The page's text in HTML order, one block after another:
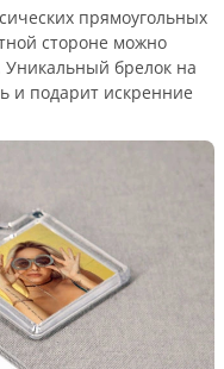
прямоугольных
стороне можно
брелок на
и подарит искренние